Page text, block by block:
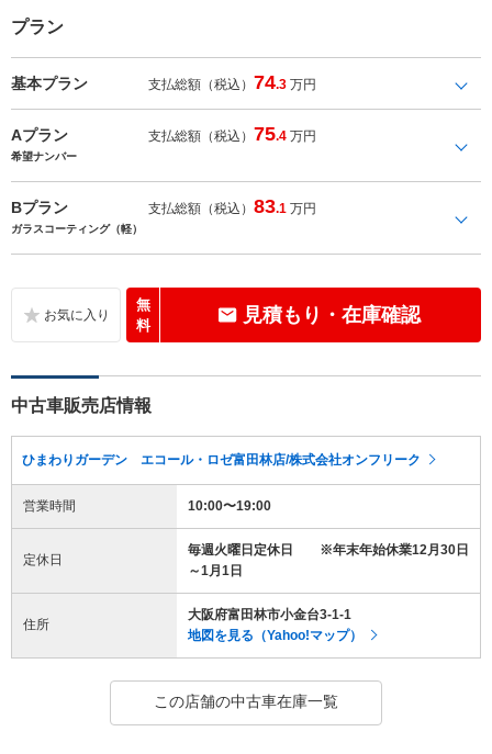
プラン
基本プラン 支払総額（税込） 74.3 万円
Aプラン 支払総額（税込） 75.4 万円
希望ナンバー
Bプラン 支払総額（税込）83.1 万円
ガラスコーティング（軽）
無
料
見積もり・在庫確認
中古車販売店情報
ひまわりガーデン エコール・ロゼ富田林店/株式会社オンフリーク
営業時間 10:00〜19:00
定休日
毎週火曜日定休日 ※年末年始休業12月30日
～1月1日
住所
大阪府富田林市小金台3-1-1
地図を見る（Yahoo!マップ）
この店舗の中古車在庫一覧